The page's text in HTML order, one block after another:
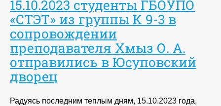
15.10.2023 студенты ГБОУПО
«СТЭТ» из группы К 9-3 в
сопровождении
преподавателя Хмыз О. А.
отправились в Юсуповский
дворец
Радуясь последним теплым дням, 15.10.2023 года,